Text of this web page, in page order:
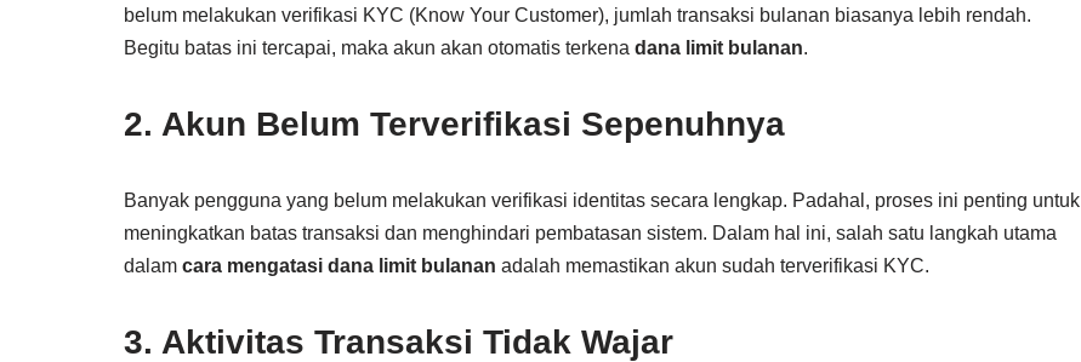
belum melakukan verifikasi KYC (Know Your Customer), jumlah transaksi bulanan biasanya lebih rendah.
Begitu batas ini tercapai, maka akun akan otomatis terkena dana limit bulanan.
2. Akun Belum Terverifikasi Sepenuhnya
Banyak pengguna yang belum melakukan verifikasi identitas secara lengkap. Padahal, proses ini penting untuk
meningkatkan batas transaksi dan menghindari pembatasan sistem. Dalam hal ini, salah satu langkah utama
dalam cara mengatasi dana limit bulanan adalah memastikan akun sudah terverifikasi KYC.
3. Aktivitas Transaksi Tidak Wajar